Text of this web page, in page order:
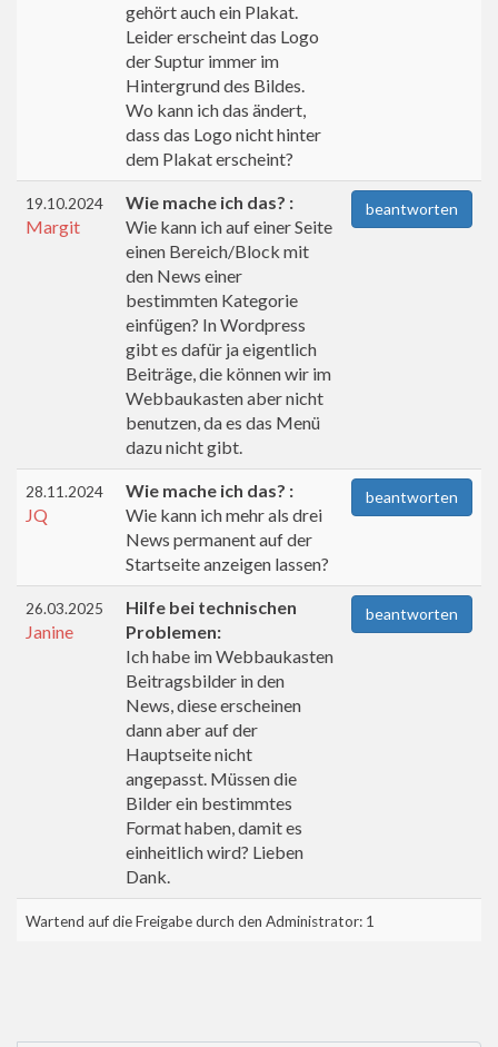
gehört auch ein Plakat.
Leider erscheint das Logo
der Suptur immer im
Hintergrund des Bildes.
Wo kann ich das ändert,
dass das Logo nicht hinter
dem Plakat erscheint?
19.10.2024
Margit
Wie mache ich das? :
Wie kann ich auf einer Seite
einen Bereich/Block mit
den News einer
bestimmten Kategorie
einfügen? In Wordpress
gibt es dafür ja eigentlich
Beiträge, die können wir im
Webbaukasten aber nicht
benutzen, da es das Menü
dazu nicht gibt.
beantworten
28.11.2024
JQ
Wie mache ich das? :
Wie kann ich mehr als drei
News permanent auf der
Startseite anzeigen lassen?
beantworten
26.03.2025
Janine
Hilfe bei technischen
Problemen:
Ich habe im Webbaukasten
Beitragsbilder in den
News, diese erscheinen
dann aber auf der
Hauptseite nicht
angepasst. Müssen die
Bilder ein bestimmtes
Format haben, damit es
einheitlich wird? Lieben
Dank.
beantworten
Wartend auf die Freigabe durch den Administrator: 1